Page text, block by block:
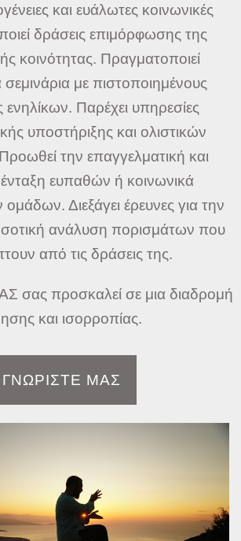
και ευάλωτες κοινωνικές
δράσεις επιμόρφωσης της
κοινότητας. Πραγματοποιεί
σεμινάρια με πιστοποιημένους
ενηλίκων. Παρέχει υπηρεσίες
υποστήριξης και ολιστικών
την επαγγελματική και
ευπαθών ή κοινωνικά
Διεξάγει έρευνες για την
ανάλυση πορισμάτων που
από τις δράσεις της.
σας προσκαλεί σε μια διαδρομή
και ισορροπίας.
ΓΝΩΡΙΣΤΕ ΜΑΣ